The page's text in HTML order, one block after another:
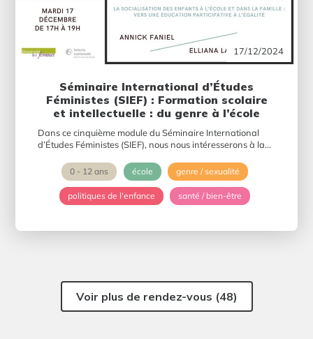
17/12/2024
Séminaire International d’Études
Féministes (SIEF) : Formation scolaire
et intellectuelle : du genre à l’école
Dans ce cinquième module du Séminaire International
d’Études Féministes (SIEF), nous nous intéresserons à la...
0 - 12 ans école genre / sexualité
politiques de l'enfance santé / bien-être
Voir plus de rendez-vous (48)